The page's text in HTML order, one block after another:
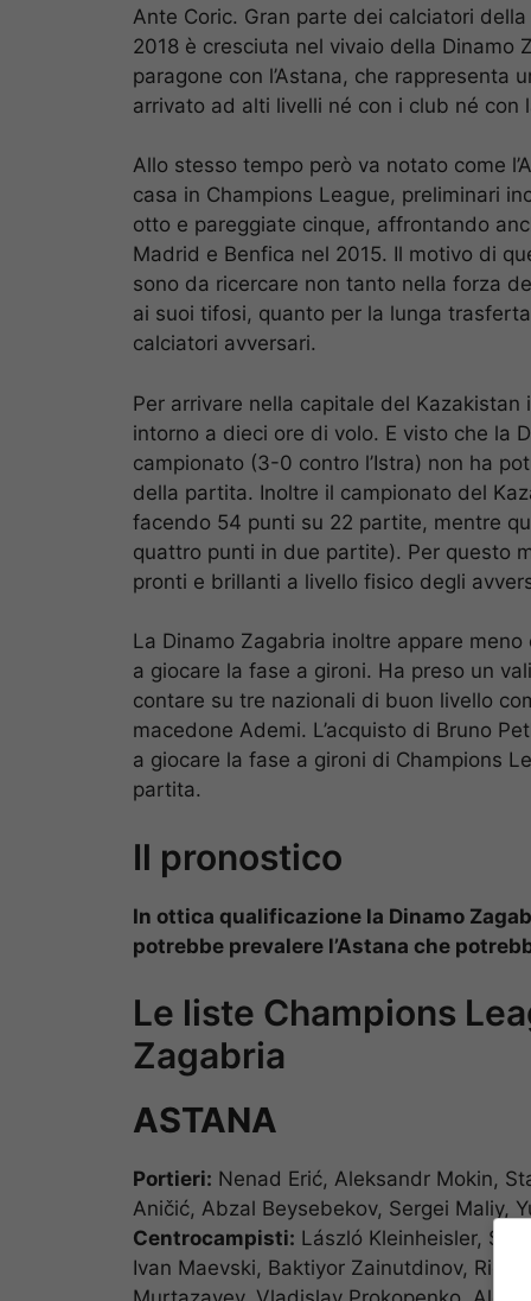
Ante Coric. Gran parte dei calciatori
2018 è cresciuta nel vivaio della Dinamo
paragone con l’Astana, che rappresenta
arrivato ad alti livelli né con i club né
Allo stesso tempo però va notato come
casa in Champions League, preliminari
otto e pareggiate cinque, affrontando
Madrid e Benfica nel 2015. Il motivo di
sono da ricercare non tanto nella forza
ai suoi tifosi, quanto per la lunga
calciatori avversari.
Per arrivare nella capitale del
intorno a dieci ore di volo. E visto che la
campionato (3-0 contro l’Istra) non ha
della partita. Inoltre il campionato del
facendo 54 punti su 22 partite, mentre
quattro punti in due partite). Per questo
pronti e brillanti a livello fisico degli
La Dinamo Zagabria inoltre appare
a giocare la fase a gironi. Ha preso un
contare su tre nazionali di buon livello
macedone Ademi. L’acquisto di Bruno
a giocare la fase a gironi di Champions
partita.
Il pronostico
In ottica qualificazione la Dinamo
potrebbe prevalere l’Astana che
Le liste Champions
Zagabria
ASTANA
Portieri: Nenad Erić, Aleksandr Mokin,
Aničić, Abzal Beysebekov, Sergei Maliy,
Centrocampisti: László Kleinheisler,
Ivan Maevski, Baktiyor Zainutdinov,